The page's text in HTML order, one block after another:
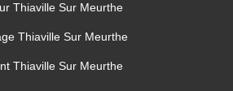
Thiaville Sur Meurthe
Thiaville Sur Meurthe
Thiaville Sur Meurthe